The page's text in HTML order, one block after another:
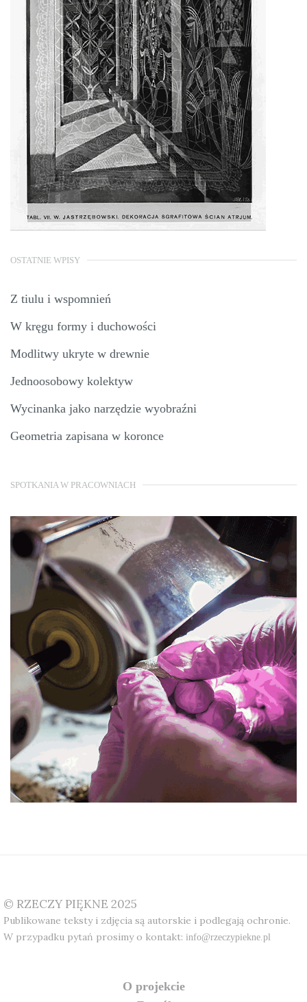
OSTATNIE WPISY
Z tiulu i wspomnień
W kręgu formy i duchowości
Modlitwy ukryte w drewnie
Jednoosobowy kolektyw
Wycinanka jako narzędzie wyobraźni
Geometria zapisana w koronce
SPOTKANIA W PRACOWNIACH
© RZECZY PIĘKNE 2025
Publikowane teksty i zdjęcia są autorskie i podlegają ochronie.
W przypadku pytań prosimy o kontakt: info@rzeczypiekne.pl
o projekcie